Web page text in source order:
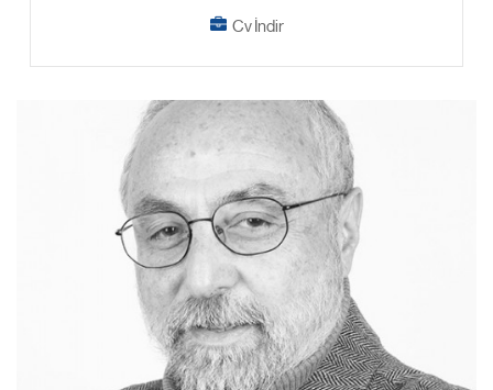
Cv İndir